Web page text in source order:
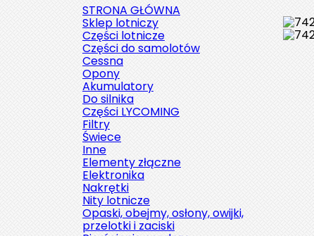
STRONA GŁÓWNA
Sklep lotniczy
Części lotnicze
Części do samolotów
Cessna
Opony
Akumulatory
Do silnika
Części LYCOMING
Filtry
Świece
Inne
Elementy złączne
Elektronika
Nakrętki
Nity lotnicze
Opaski, obejmy, osłony, owijki,
przelotki i zaciski